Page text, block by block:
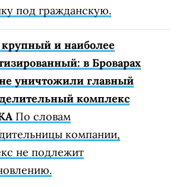
под гражданскую.
и наиболее
в Броварах
уничтожили главный
комплекс
По словам
компании,
не подлежит